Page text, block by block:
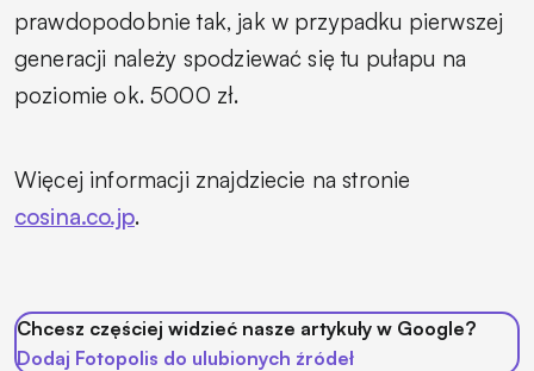
prawdopodobnie tak, jak w przypadku pierwszej
generacji należy spodziewać się tu pułapu na
poziomie ok. 5000 zł.
Więcej informacji znajdziecie na stronie
cosina.co.jp.
Chcesz częściej widzieć nasze artykuły w Google?
Dodaj Fotopolis do ulubionych źródeł